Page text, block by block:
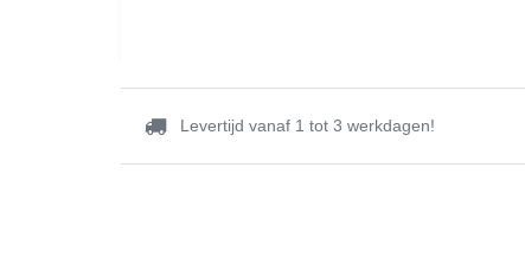
Levertijd vanaf 1 tot 3 werkdagen!